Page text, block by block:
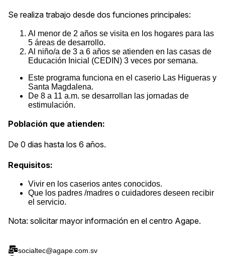
Se realiza trabajo desde dos funciones principales:
Al menor de 2 años se visita en los hogares para las
5 áreas de desarrollo.
Al niño/a de 3 a 6 años se atienden en las casas de
Educación Inicial (CEDIN) 3 veces por semana.
Este programa funciona en el caserio Las Higueras y
Santa Magdalena.
De 8 a 11 a.m. se desarrollan las jornadas de
estimulación.
Población que atienden:
De 0 dias hasta los 6 años.
Requisitos:
Vivir en los caserios antes conocidos.
Que los padres /madres o cuidadores deseen recibir
el servicio.
Nota: solicitar mayor información en el centro Agape.
socialtec@agape.com.sv